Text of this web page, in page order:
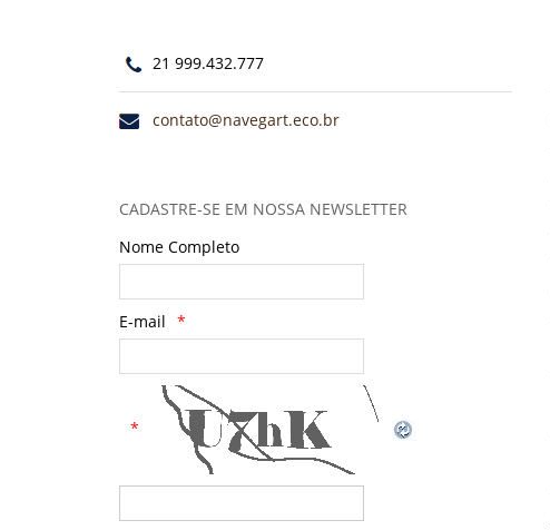
21 999.432.777
contato@navegart.eco.br
CADASTRE-SE EM NOSSA NEWSLETTER
Nome Completo
E-mail